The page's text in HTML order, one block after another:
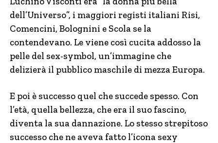
dell’Universo”, i maggiori registi italiani Risi,
Comencini, Bolognini e Scola se la
contendevano. Le viene così cucita addosso la
pelle del sex-symbol, un’immagine che
delizierà il pubblico maschile di mezza Europa.
E poi è successo quel che succede spesso. Con
l’età, quella bellezza, che era il suo fascino,
diventa la sua dannazione. Lo stesso strepitoso
successo che ne aveva fatto l’icona sexy